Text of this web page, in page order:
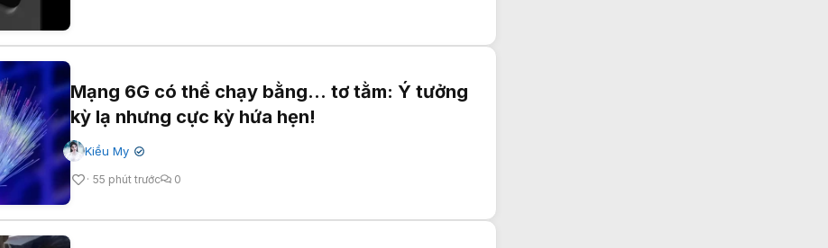
Mạng 6G có thể chạy bằng... tơ tằm: Ý tưởng
kỳ lạ nhưng cực kỳ hứa hẹn!
Kiều My ✔
55 phút trước 0